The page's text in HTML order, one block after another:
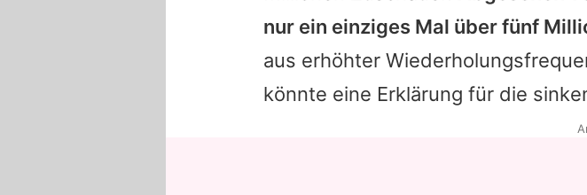
nur ein einziges Mal über fünf
aus erhöhter
könnte eine Erklärung für die